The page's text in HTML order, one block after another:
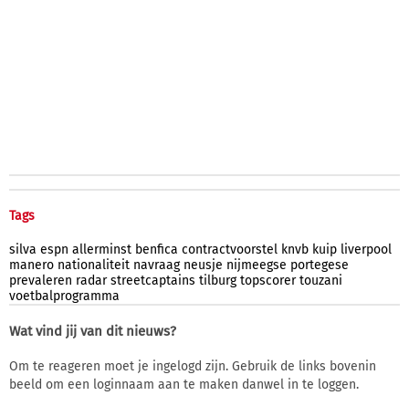
Tags
silva espn allerminst benfica contractvoorstel knvb kuip liverpool
manero nationaliteit navraag neusje nijmeegse portegese
prevaleren radar streetcaptains tilburg topscorer touzani
voetbalprogramma
Wat vind jij van dit nieuws?
Om te reageren moet je ingelogd zijn. Gebruik de links bovenin
beeld om een loginnaam aan te maken danwel in te loggen.